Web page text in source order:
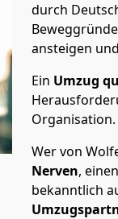
durch
ansteigen
Ein Umzug
Organisation.
Wer von
Nerven,
bekanntlich